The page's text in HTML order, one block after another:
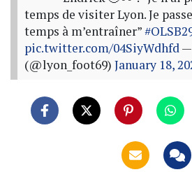
temps de visiter Lyon. Je
temps à m’entraîner”
pic.twitter.com/04SiyWdhfd—
(@lyon_foot69) January 18,